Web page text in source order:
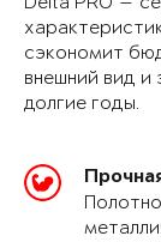
сэкономит
внешний вид и
долгие годы.